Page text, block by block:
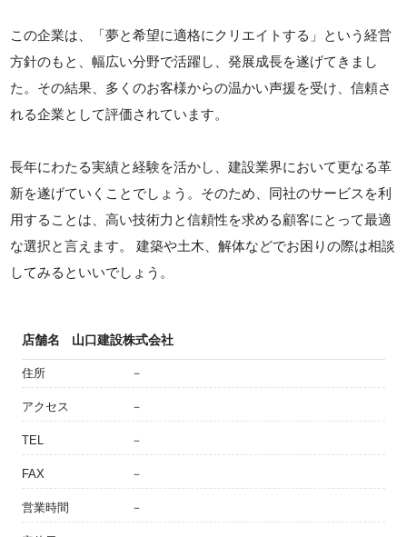
この企業は、「夢と希望に適格にクリエイトする」という経営
方針のもと、幅広い分野で活躍し、発展成長を遂げてきまし
た。その結果、多くのお客様からの温かい声援を受け、信頼さ
れる企業として評価されています。
長年にわたる実績と経験を活かし、建設業界において更なる革
新を遂げていくことでしょう。そのため、同社のサービスを利
用することは、高い技術力と信頼性を求める顧客にとって最適
な選択と言えます。 建築や土木、解体などでお困りの際は相談
してみるといいでしょう。
店舗名 山口建設株式会社
住所 －
アクセス －
TEL －
FAX －
営業時間 －